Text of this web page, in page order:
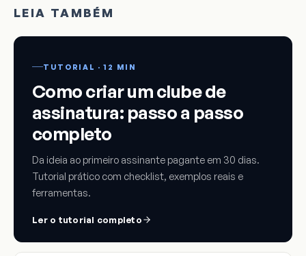
LEIA TAMBÉM
TUTORIAL · 12 MIN
Como criar um clube de
assinatura: passo a passo
completo
Da ideia ao primeiro assinante pagante em 30 dias.
Tutorial prático com checklist, exemplos reais e
ferramentas.
Ler o tutorial completo